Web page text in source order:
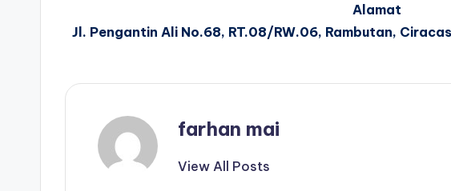
Alamat
Jl. Pengantin Ali No.68, RT.08/RW.06, Rambutan,
farhan mai
View All Posts